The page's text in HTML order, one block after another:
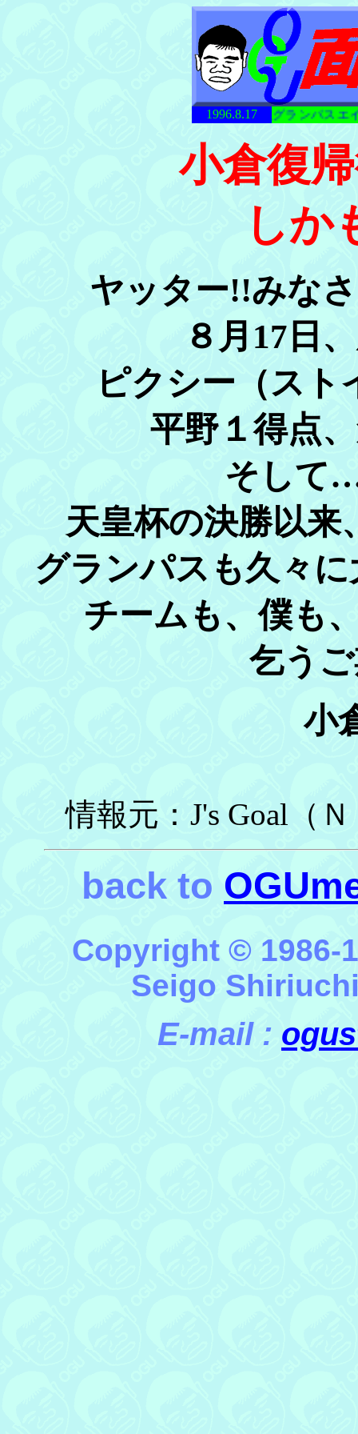
1996.8.17
名古屋グランパスエイ
小倉復
しか
ヤッター!!みな
８月17日
ピクシー（スト
平野１得点
そして
天皇杯の決勝以
グランパスも久々
チームも、僕も
乞う
小倉隆
情報元：J's Goal（
back to
Copyright © 1986-
Seigo
E-mail :